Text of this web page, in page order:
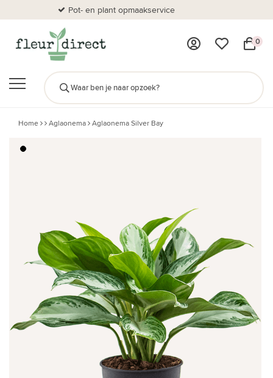
Pot- en plant opmaakservice
0
Home Aglaonema Aglaonema Silver Bay